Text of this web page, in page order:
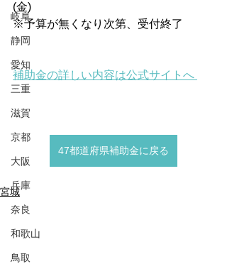
岐阜
静岡
愛知
三重
滋賀
京都
大阪
兵庫
奈良
和歌山
鳥取
(金)
※予算が無くなり次第、受付終了
補助金の詳しい内容は公式サイトへ
47都道府県補助金に戻る
宮城